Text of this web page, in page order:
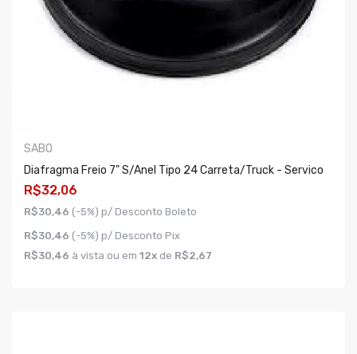
SABO
Diafragma Freio 7" S/anel Tipo 24 Carreta/truck - Servico
R$32,06
R$30,46 (-5%) p/ Desconto Boleto
R$30,46 (-5%) p/ Desconto Pix
R$30,46 à vista ou em 12x de R$2,67